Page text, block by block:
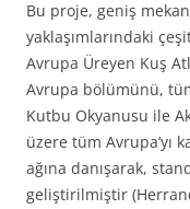
Bu proje, geniş
yaklaşımlarındaki
Avrupa Üreyen Kuş
Avrupa bölümünü, tüm
Kutbu Okyanusu ile
üzere tüm Avrupa’yı
ağına danışarak,
geliştirilmiştir